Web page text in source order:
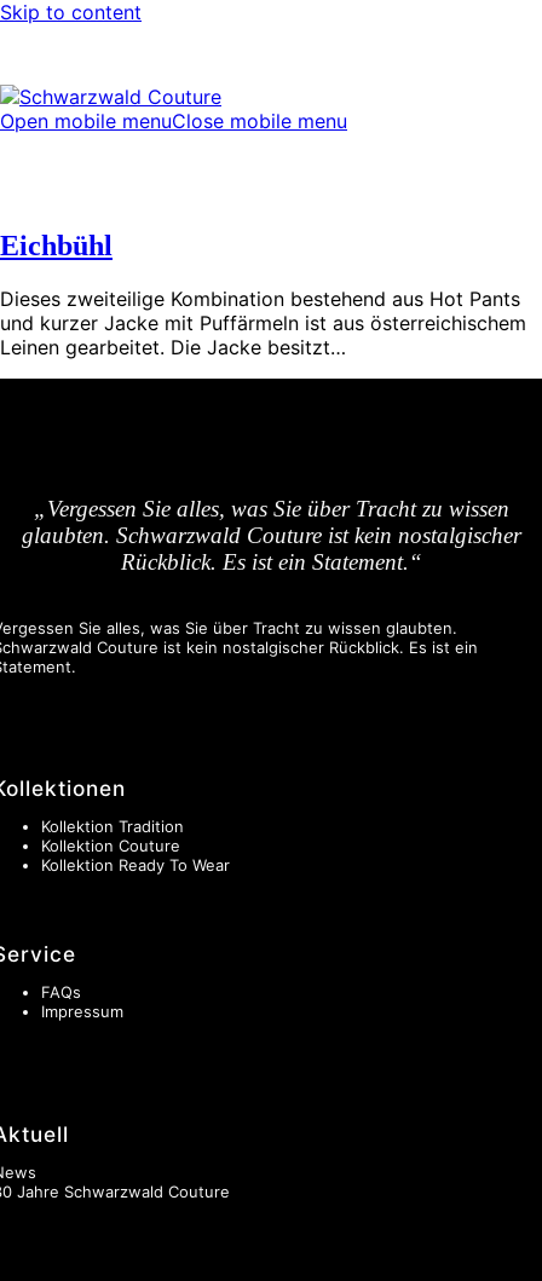
Skip to content
Open mobile menuClose mobile menu
Eichbühl
Dieses zweiteilige Kombination bestehend aus Hot Pants
und kurzer Jacke mit Puffärmeln ist aus österreichischem
Leinen gearbeitet. Die Jacke besitzt…
„Vergessen Sie alles, was Sie über Tracht zu wissen
glaubten. Schwarzwald Couture ist kein nostalgischer
Rückblick. Es ist ein Statement.“
Sie alles, was Sie über Tracht zu wissen glaubten.
Couture ist kein nostalgischer Rückblick. Es ist ein
Kollektion Tradition
Kollektion Couture
Kollektion Ready To Wear
FAQs
Impressum
Jahre Schwarzwald Couture